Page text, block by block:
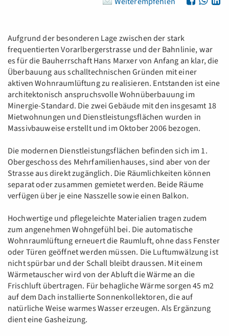
Aufgrund der besonderen Lage zwischen der stark
frequentierten Vorarlbergerstrasse und der Bahnlinie, war
es für die Bauherrschaft Hans Marxer von Anfang an klar, die
Überbauung aus schalltechnischen Gründen mit einer
aktiven Wohnraumlüftung zu realisieren. Entstanden ist eine
architektonisch anspruchsvolle Wohnüberbauung im
Minergie-Standard. Die zwei Gebäude mit den insgesamt 18
Mietwohnungen und Dienstleistungsflächen wurden in
Massivbauweise erstellt und im Oktober 2006 bezogen.
Die modernen Dienstleistungsflächen befinden sich im 1.
Obergeschoss des Mehrfamilienhauses, sind aber von der
Strasse aus direkt zugänglich. Die Räumlichkeiten können
separat oder zusammen gemietet werden. Beide Räume
verfügen über je eine Nasszelle sowie einen Balkon.
Hochwertige und pflegeleichte Materialien tragen zudem
zum angenehmen Wohngefühl bei. Die automatische
Wohnraumlüftung erneuert die Raumluft, ohne dass Fenster
oder Türen geöffnet werden müssen. Die Luftumwälzung ist
nicht spürbar und der Schall bleibt draussen. Mit einem
Wärmetauscher wird von der Abluft die Wärme an die
Frischluft übertragen. Für behagliche Wärme sorgen 45 m2
auf dem Dach installierte Sonnenkollektoren, die auf
natürliche Weise warmes Wasser erzeugen. Als Ergänzung
dient eine Gasheizung.